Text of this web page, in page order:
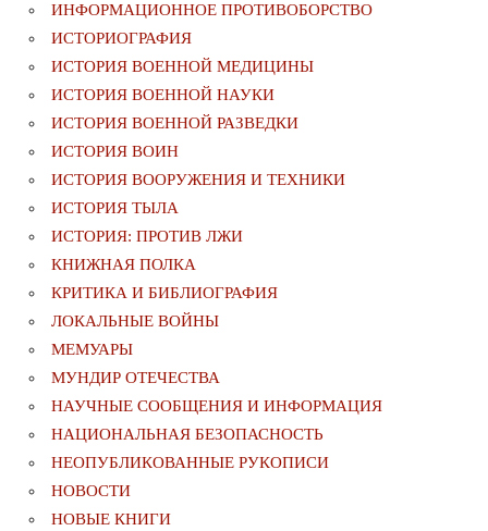
ИНФОРМАЦИОННОЕ ПРОТИВОБОРСТВО
ИСТОРИОГРАФИЯ
ИСТОРИЯ ВОЕННОЙ МЕДИЦИНЫ
ИСТОРИЯ ВОЕННОЙ НАУКИ
ИСТОРИЯ ВОЕННОЙ РАЗВЕДКИ
ИСТОРИЯ ВОИН
ИСТОРИЯ ВООРУЖЕНИЯ И ТЕХНИКИ
ИСТОРИЯ ТЫЛА
ИСТОРИЯ: ПРОТИВ ЛЖИ
КНИЖНАЯ ПОЛКА
КРИТИКА И БИБЛИОГРАФИЯ
ЛОКАЛЬНЫЕ ВОЙНЫ
МЕМУАРЫ
МУНДИР ОТЕЧЕСТВА
НАУЧНЫЕ СООБЩЕНИЯ И ИНФОРМАЦИЯ
НАЦИОНАЛЬНАЯ БЕЗОПАСНОСТЬ
НЕОПУБЛИКОВАННЫЕ РУКОПИСИ
НОВОСТИ
НОВЫЕ КНИГИ